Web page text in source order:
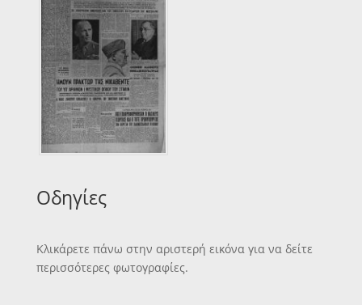
Οδηγίες
Κλικάρετε πάνω στην αριστερή εικόνα για να δείτε
περισσότερες φωτογραφίες.